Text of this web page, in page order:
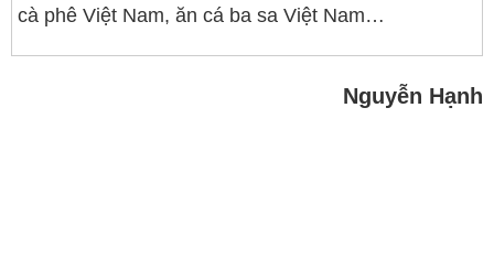
cà phê Việt Nam, ăn cá ba sa Việt Nam…
Nguyễn Hạnh